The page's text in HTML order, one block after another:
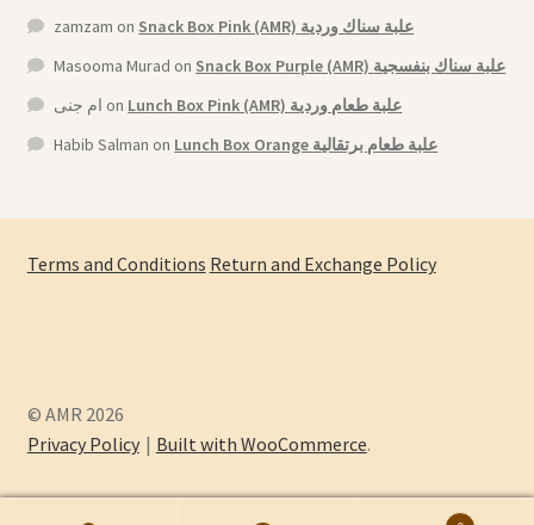
zamzam on
Snack Box Pink (AMR) علبة سناك وردية
Masooma Murad on
Snack Box Purple (AMR) علبة سناك بنفسجية
ام جنى on
Lunch Box Pink (AMR) علبة طعام وردية
Habib Salman on Lunch Box Orange علبة طعام برتقالية
Terms and Conditions Return and Exchange Policy
© AMR 2026
Privacy Policy
Built with WooCommerce.